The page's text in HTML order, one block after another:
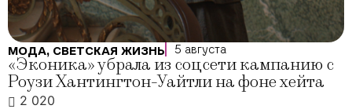
МОДА, СВЕТСКАЯ ЖИЗНЬ 5 августа
«Эконика» убрала из соцсети кампанию с
Роузи Хантингтон-Уайтли на фоне хейта
2 020